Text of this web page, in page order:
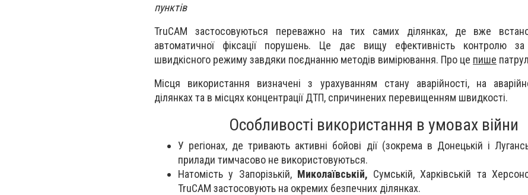
пунктів
TruCAM застосовуються переважно на тих самих ділянках, де вже
автоматичної фіксації порушень. Це дає вищу ефективність контролю
швидкісного режиму завдяки поєднанню методів вимірювання. Про це пише
Місця використання визначені з урахуванням стану аварійності, на
ділянках та в місцях концентрації ДТП, спричинених перевищенням швидкості.
Особливості використання в умовах війни
У регіонах, де тривають активні бойові дії (зокрема в Донецькій і
прилади тимчасово не використовуються.
Натомість у Запорізькій, Миколаївській, Сумській, Харківській та
TruCAM застосовують на окремих безпечних ділянках.